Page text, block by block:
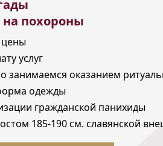
похороны
услуг
занимаемся оказанием
одежды
гражданской панихиды
185-190 см. славянской